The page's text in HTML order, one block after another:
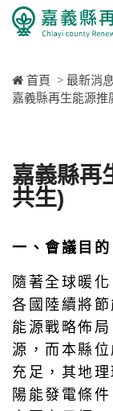
首頁 >最新消息
嘉義縣再生能源推
嘉義縣再
共生)
一、會議目的
隨著全球暖
各國陸續將
能源戰略佈
源，而本縣
充足，其地
陽能發電條